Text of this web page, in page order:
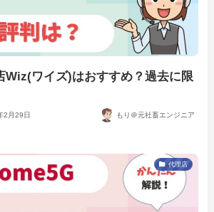
Wiz(ワイズ)はおすすめ？過去に限
2月29日 もり＠元社畜エンジニア
代理店